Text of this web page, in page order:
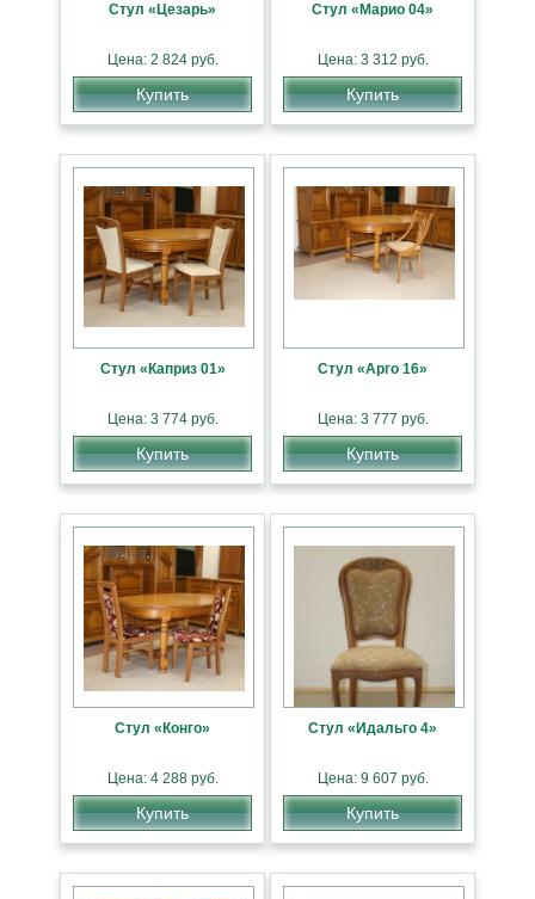
Стул «Цезарь»
Цена: 2 824 руб.
Купить
Стул «Марио 04»
Цена: 3 312 руб.
Купить
Стул «Каприз 01»
Цена: 3 774 руб.
Купить
Стул «Арго 16»
Цена: 3 777 руб.
Купить
Стул «Конго»
Цена: 4 288 руб.
Купить
Стул «Идальго 4»
Цена: 9 607 руб.
Купить